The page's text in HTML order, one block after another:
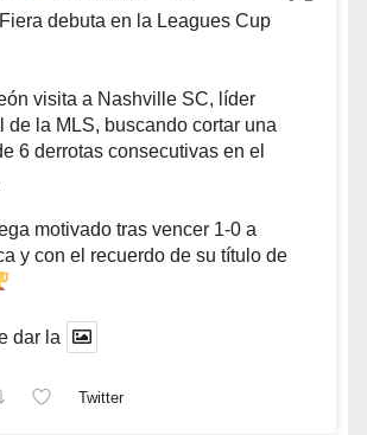
Fiera debuta en la Leagues Cup
visita a Nashville SC, líder
de la MLS, buscando cortar una
6 derrotas consecutivas en el
motivado tras vencer 1-0 a
y con el recuerdo de su título de
dar la
Twitter